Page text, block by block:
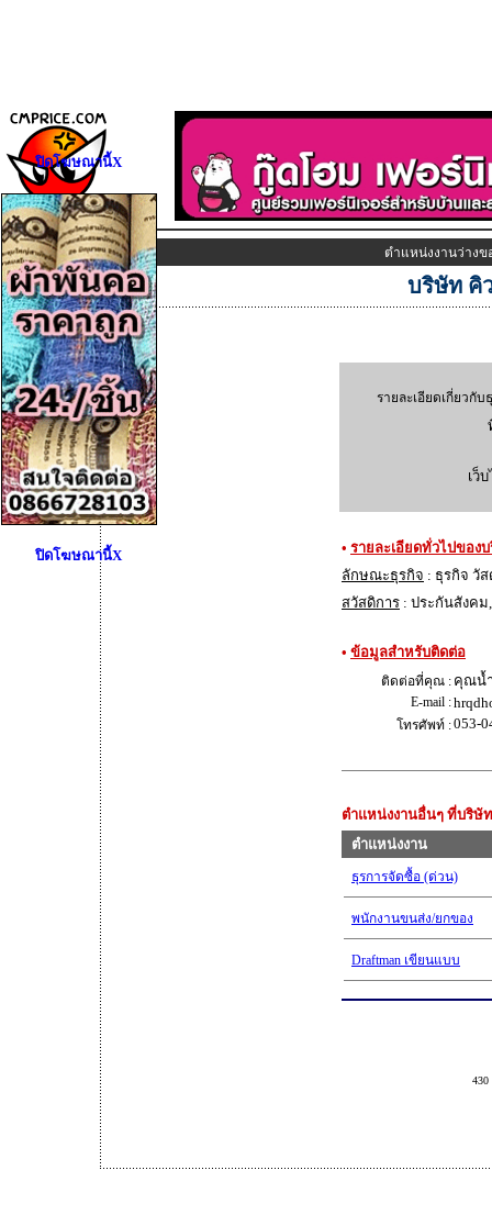
ตำแหน่งงานว่างข
บริษัท คิ
รายละเอียดเกี่ยวกับ
เว็
• รายละเอียดทั่วไปของ
ลักษณะธุรกิจ : ธุรกิจ วั
สวัสดิการ : ประกันสังค
• ข้อมูลสำหรับติดต่อ
ติดต่อที่คุณ : คุณน้
E-mail :
โทรศัพท์ :053-
ตำแหน่งงานอื่นๆ ที่บริษั
ตำแหน่งงาน
ธุรการจัดซื้อ (ด่วน)
พนักงานขนส่ง/ยกของ
Draftman เขียนแบบ
ปิดโฆษณานี้X
ปิดโฆษณานี้X